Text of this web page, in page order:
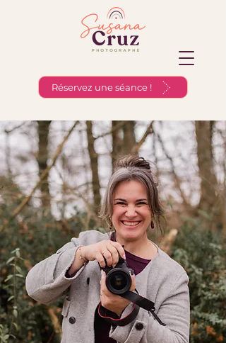
Réservez une séance !